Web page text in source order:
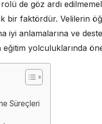
de göz ardı
bir faktördür. Velilerin
iyi anlamalarına ve
yolculuklarında
Süreçleri